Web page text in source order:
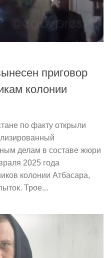
приговор
колонии
по факту открыли
делам в составе жюри
2025 года
колонии Атбасара,
Трое...